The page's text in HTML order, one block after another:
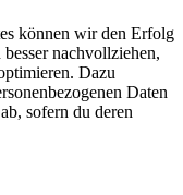
können wir den Erfolg
nachvollziehen,
Dazu
Daten
sofern du deren